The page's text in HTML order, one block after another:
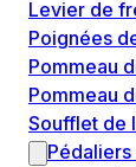
Levier de
Poignées
Pommeau
Pommeau
Soufflet de